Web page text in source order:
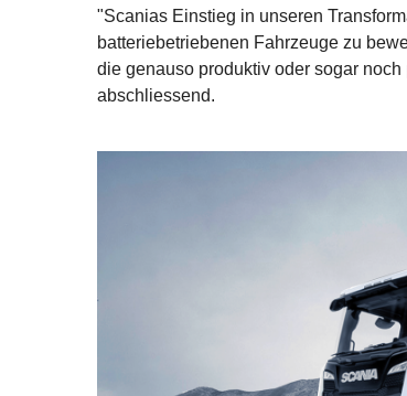
"Scanias Einstieg in unseren
batteriebetriebenen Fahrzeuge zu
die genauso produktiv oder sogar
abschliessend.